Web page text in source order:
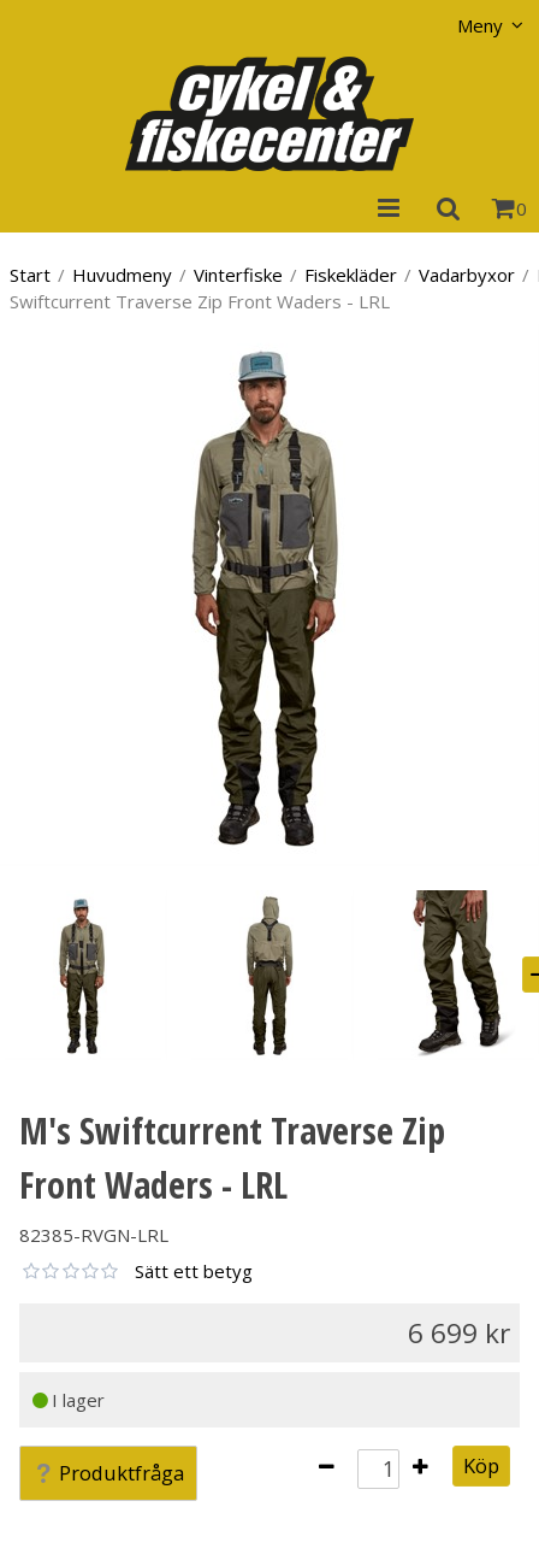
Meny
0
Start / Huvudmeny / Vinterfiske / Fiskekläder / Vadarbyxor /
Swiftcurrent Traverse Zip Front Waders - LRL
M's Swiftcurrent Traverse Zip
Front Waders - LRL
82385-RVGN-LRL
Sätt ett betyg
6 699
I lager
Produktfråga Köp